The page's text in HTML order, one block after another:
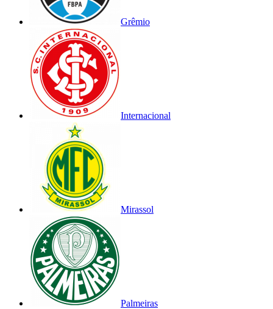
Grêmio
Internacional
Mirassol
Palmeiras